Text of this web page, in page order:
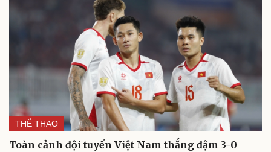
THỂ THAO
Toàn cảnh đội tuyển Việt Nam thắng đậm 3-0